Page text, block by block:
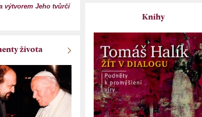
výtvorem Jeho tvůrčí
Knihy
života